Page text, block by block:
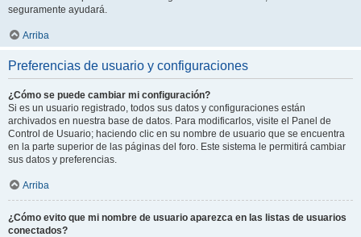
seguramente ayudará.
Arriba
Preferencias de usuario y configuraciones
¿Cómo se puede cambiar mi configuración?
Si es un usuario registrado, todos sus datos y configuraciones están
archivados en nuestra base de datos. Para modificarlos, visite el Panel de
Control de Usuario; haciendo clic en su nombre de usuario que se encuentra
en la parte superior de las páginas del foro. Este sistema le permitirá cambiar
sus datos y preferencias.
Arriba
¿Cómo evito que mi nombre de usuario aparezca en las listas de usuarios
conectados?